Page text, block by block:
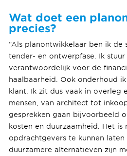
Wat doet een
precies?
“Als planontwikkelaar ben ik de
tender- en ontwerpfase. Ik
verantwoordelijk voor de
haalbaarheid. Ook onderhoud
klant. Ik zit dus vaak in overleg
mensen, van architect tot
gesprekken gaan bijvoorbeeld
kosten en duurzaamheid. Het is
opdrachtgevers te kunnen
duurzamere alternatieven zijn